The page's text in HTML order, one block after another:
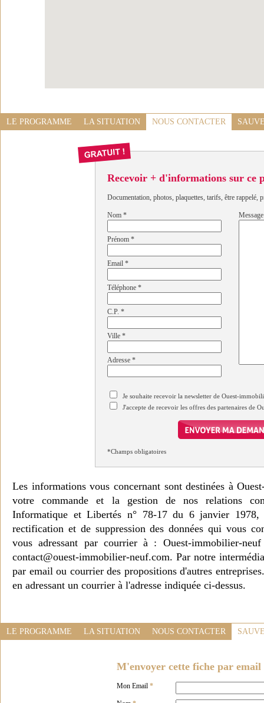
LE PROGRAMME LA SITUATION NOUS CONTACTER
Recevoir + d'informations sur ce
Documentation, photos, plaquettes, tarifs, être rappelé,
Nom *
Prénom *
Email *
Téléphone *
C.P. *
Ville *
Adresse *
Message
Je souhaite recevoir la newsletter de Ouest-
J'accepte de recevoir les offres des partenaires de
*Champs obligatoires
Les informations vous concernant sont destinées à
votre commande et la gestion de nos relations
Informatique et Libertés n° 78-17 du 6 janvier 1978,
rectification et de suppression des données qui vous
vous adressant par courrier à : Ouest-immobilier-
contact@ouest-immobilier-neuf.com. Par notre
par email ou courrier des propositions d'autres
en adressant un courrier à l'adresse indiquée ci-dessus.
LE PROGRAMME LA SITUATION NOUS CONTACTER
M'envoyer cette fiche par email
Mon Email *